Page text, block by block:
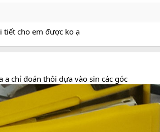
tiết cho em được ko ạ
a chỉ đoán thôi dựa vào sin các góc